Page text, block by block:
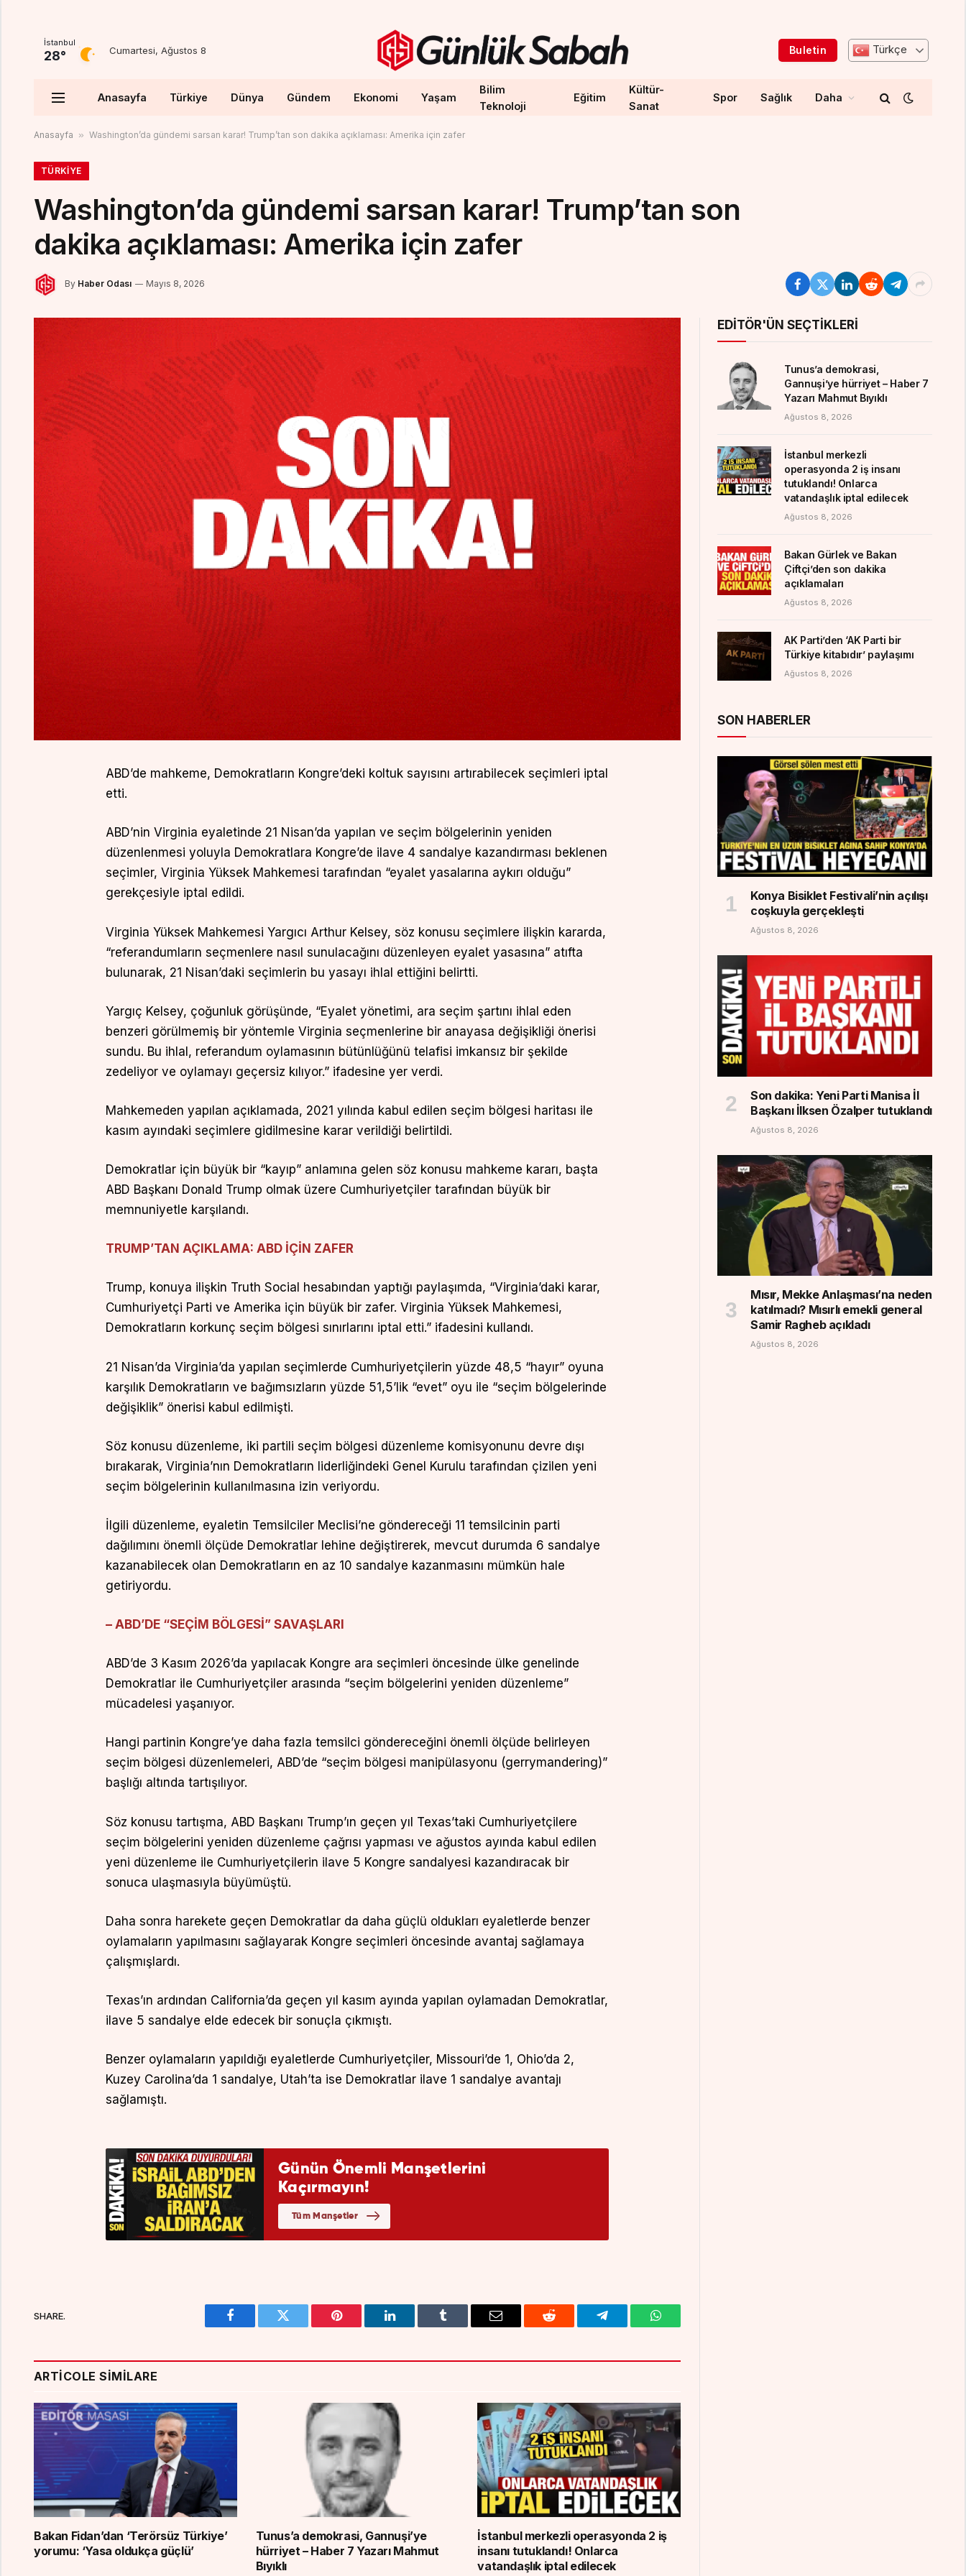
İstanbul
28° Cumartesi, Ağustos 8 Buletin Türkçe
Anasayfa Türkiye Dünya Gündem Ekonomi Yaşam
Bilim
Teknoloji
Eğitim
Kültür-
Sanat
Spor Sağlık Daha
Anasayfa » Washington’da gündemi sarsan karar! Trump’tan son dakika açıklaması: Amerika için zafer
TÜRKIYE
Washington’da gündemi sarsan karar! Trump’tan son
dakika açıklaması: Amerika için zafer
By Haber Odası Mayıs 8, 2026
ABD’de mahkeme, Demokratların Kongre’deki koltuk sayısını artırabilecek seçimleri iptal
etti.
ABD’nin Virginia eyaletinde 21 Nisan’da yapılan ve seçim bölgelerinin yeniden
düzenlenmesi yoluyla Demokratlara Kongre’de ilave 4 sandalye kazandırması beklenen
seçimler, Virginia Yüksek Mahkemesi tarafından “eyalet yasalarına aykırı olduğu”
gerekçesiyle iptal edildi.
Virginia Yüksek Mahkemesi Yargıcı Arthur Kelsey, söz konusu seçimlere ilişkin kararda,
“referandumların seçmenlere nasıl sunulacağını düzenleyen eyalet yasasına” atıfta
bulunarak, 21 Nisan’daki seçimlerin bu yasayı ihlal ettiğini belirtti.
Yargıç Kelsey, çoğunluk görüşünde, “Eyalet yönetimi, ara seçim şartını ihlal eden
benzeri görülmemiş bir yöntemle Virginia seçmenlerine bir anayasa değişikliği önerisi
sundu. Bu ihlal, referandum oylamasının bütünlüğünü telafisi imkansız bir şekilde
zedeliyor ve oylamayı geçersiz kılıyor.” ifadesine yer verdi.
Mahkemeden yapılan açıklamada, 2021 yılında kabul edilen seçim bölgesi haritası ile
kasım ayındaki seçimlere gidilmesine karar verildiği belirtildi.
Demokratlar için büyük bir “kayıp” anlamına gelen söz konusu mahkeme kararı, başta
ABD Başkanı Donald Trump olmak üzere Cumhuriyetçiler tarafından büyük bir
memnuniyetle karşılandı.
TRUMP’TAN AÇIKLAMA: ABD İÇİN ZAFER
Trump, konuya ilişkin Truth Social hesabından yaptığı paylaşımda, “Virginia’daki karar,
Cumhuriyetçi Parti ve Amerika için büyük bir zafer. Virginia Yüksek Mahkemesi,
Demokratların korkunç seçim bölgesi sınırlarını iptal etti.” ifadesini kullandı.
21 Nisan’da Virginia’da yapılan seçimlerde Cumhuriyetçilerin yüzde 48,5 “hayır” oyuna
karşılık Demokratların ve bağımsızların yüzde 51,5’lik “evet” oyu ile “seçim bölgelerinde
değişiklik” önerisi kabul edilmişti.
Söz konusu düzenleme, iki partili seçim bölgesi düzenleme komisyonunu devre dışı
bırakarak, Virginia’nın Demokratların liderliğindeki Genel Kurulu tarafından çizilen yeni
seçim bölgelerinin kullanılmasına izin veriyordu.
İlgili düzenleme, eyaletin Temsilciler Meclisi’ne göndereceği 11 temsilcinin parti
dağılımını önemli ölçüde Demokratlar lehine değiştirerek, mevcut durumda 6 sandalye
kazanabilecek olan Demokratların en az 10 sandalye kazanmasını mümkün hale
getiriyordu.
– ABD’DE “SEÇİM BÖLGESİ” SAVAŞLARI
ABD’de 3 Kasım 2026’da yapılacak Kongre ara seçimleri öncesinde ülke genelinde
Demokratlar ile Cumhuriyetçiler arasında “seçim bölgelerini yeniden düzenleme”
mücadelesi yaşanıyor.
Hangi partinin Kongre’ye daha fazla temsilci göndereceğini önemli ölçüde belirleyen
seçim bölgesi düzenlemeleri, ABD’de “seçim bölgesi manipülasyonu (gerrymandering)”
başlığı altında tartışılıyor.
Söz konusu tartışma, ABD Başkanı Trump’ın geçen yıl Texas’taki Cumhuriyetçilere
seçim bölgelerini yeniden düzenleme çağrısı yapması ve ağustos ayında kabul edilen
yeni düzenleme ile Cumhuriyetçilerin ilave 5 Kongre sandalyesi kazandıracak bir
sonuca ulaşmasıyla büyümüştü.
Daha sonra harekete geçen Demokratlar da daha güçlü oldukları eyaletlerde benzer
oylamaların yapılmasını sağlayarak Kongre seçimleri öncesinde avantaj sağlamaya
çalışmışlardı.
Texas’ın ardından California’da geçen yıl kasım ayında yapılan oylamadan Demokratlar,
ilave 5 sandalye elde edecek bir sonuçla çıkmıştı.
Benzer oylamaların yapıldığı eyaletlerde Cumhuriyetçiler, Missouri’de 1, Ohio’da 2,
Kuzey Carolina’da 1 sandalye, Utah’ta ise Demokratlar ilave 1 sandalye avantajı
sağlamıştı.
SHARE.
Facebook Twitter Pinterest LinkedIn Tumblr Email Reddit Telegram WhatsApp
ARTICOLE SIMILARE
Bakan Fidan’dan ‘Terörsüz Türkiye’
yorumu: ‘Yasa oldukça güçlü’
Tunus’a demokrasi, Gannuşi’ye
hürriyet – Haber 7 Yazarı Mahmut
Bıyıklı
İstanbul merkezli operasyonda 2 iş
insanı tutuklandı! Onlarca
vatandaşlık iptal edilecek
EDITÖR'ÜN SEÇTIKLERI
Tunus’a demokrasi,
Gannuşi’ye hürriyet – Haber 7
Yazarı Mahmut Bıyıklı
Ağustos 8, 2026
İstanbul merkezli
operasyonda 2 iş insanı
tutuklandı! Onlarca
vatandaşlık iptal edilecek
Ağustos 8, 2026
Bakan Gürlek ve Bakan
Çiftçi’den son dakika
açıklamaları
Ağustos 8, 2026
AK Parti’den ‘AK Parti bir
Türkiye kitabıdır’ paylaşımı
Ağustos 8, 2026
SON HABERLER
Konya Bisiklet Festivali’nin açılışı
coşkuyla gerçekleşti
Ağustos 8, 2026
Son dakika: Yeni Parti Manisa İl
Başkanı İlksen Özalper tutuklandı
Ağustos 8, 2026
Mısır, Mekke Anlaşması’na neden
katılmadı? Mısırlı emekli general
Samir Ragheb açıkladı
Ağustos 8, 2026